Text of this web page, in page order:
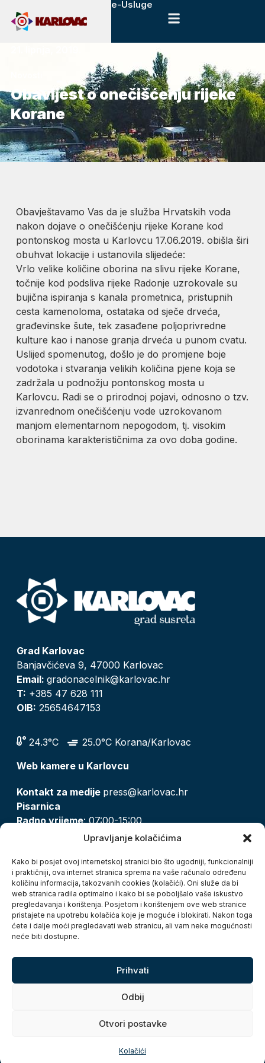
Upravljanje kolačićima
Kako bi posjet ovoj internetskoj stranici bio što ugodniji, funkcionalniji
i praktičniji, ova internet stranica sprema na vaše računalo određenu
količinu informacija, takozvanih cookies (kolačići). Oni služe da bi
web stranica radila optimalno i kako bi se poboljšalo vaše iskustvo
pregledavanja i korištenja. Posjetom i korištenjem ove web stranice
pristajete na upotrebu kolačića koje je moguće i blokirati. Nakon toga
ćete i dalje moći pregledavati web stranicu, ali vam neke mogućnosti
neće biti dostupne.
Prihvati
Odbij
Otvori postavke
Kolačići
e-Usluge
Obavijest o onečišćenju rijeke
Korane
Obavještavamo Vas da je služba Hrvatskih voda
nakon dojave o onečišćenju rijeke Korane kod
pontonskog mosta u Karlovcu 17.06.2019. obišla širi
obuhvat lokacije i ustanovila slijedeće:
Vrlo velike količine oborina na slivu rijeke Korane,
točnije kod podsliva rijeke Radonje uzrokovale su
bujična ispiranja s kanala prometnica, pristupnih
cesta kamenoloma, ostataka od sječe drveća,
građevinske šute, tek zasađene poljoprivredne
kulture kao i nanose granja drveća u punom cvatu.
Uslijed spomenutog, došlo je do promjene boje
vodotoka i stvaranja velikih količina pjene koja se
zadržala u podnožju pontonskog mosta u
Karlovcu. Radi se o prirodnoj pojavi, odnosno o tzv.
izvanrednom onečišćenju vode uzrokovanom
manjom elementarnom nepogodom, tj. visokim
oborinama karakterističnima za ovo doba godine.
Grad Karlovac
Banjavčićeva 9, 47000 Karlovac
Email: gradonacelnik@karlovac.hr
T: +385 47 628 111
OIB: 25654647153
24.3°C
25.0°C Korana/Karlovac
Web kamere u Karlovcu
Kontakt za medije press@karlovac.hr
Pisarnica
Radno vrijeme: 07:00-15:00
pisarnica@karlovac.hr
Zaštita osobnih podataka
Pristup informacijama
Kolačići
Izjava o pristupačnosti
Turistička zajednica grada Karlovca